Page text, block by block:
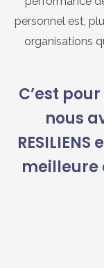
personnel est,
organisations
C’est
nous
meilleure